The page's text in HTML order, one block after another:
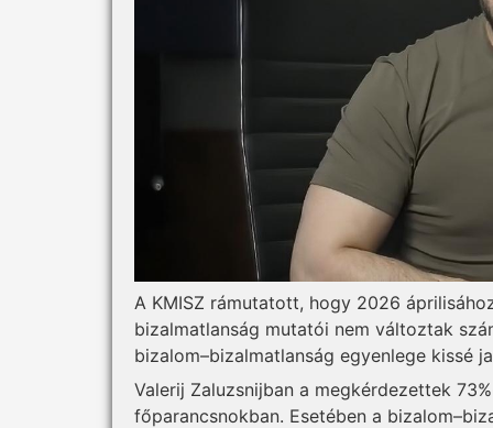
A KMISZ rámutatott, hogy 2026
bizalmatlanság mutatói nem változtak
bizalom–bizalmatlanság egyenlege kissé
Valerij Zaluzsnijban a megkérdezettek
főparancsnokban. Esetében a